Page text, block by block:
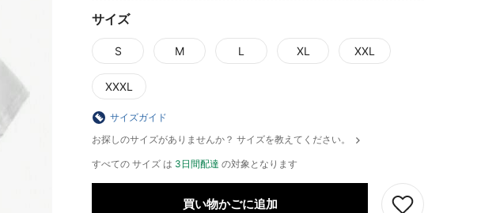
サイズ
S M L XL XXL
XXXL
サイズガイド
お探しのサイズがありませんか？ サイズを教えてください。
すべての サイズ は 3日間配達 の対象となります
買い物かごに追加